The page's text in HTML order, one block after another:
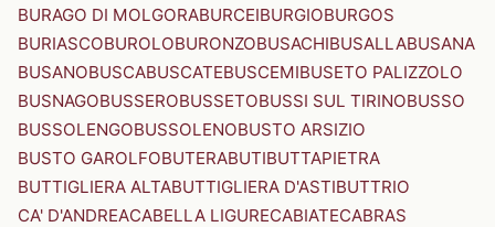
BURAGO DI MOLGORABURCEIBURGIOBURGOS
BURIASCOBUROLOBURONZOBUSACHIBUSALLABUSANA
BUSANOBUSCABUSCATEBUSCEMIBUSETO PALIZZOLO
BUSNAGOBUSSEROBUSSETOBUSSI SUL TIRINOBUSSO
BUSSOLENGOBUSSOLENOBUSTO ARSIZIO
BUSTO GAROLFOBUTERABUTIBUTTAPIETRA
BUTTIGLIERA ALTABUTTIGLIERA D'ASTIBUTTRIO
CA' D'ANDREACABELLA LIGURECABIATECABRAS